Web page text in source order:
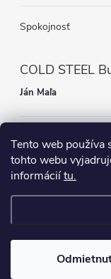
Tento web používa
tohto webu
informáciítu.
Spokojnosť
COLD STEEL
Ján Maľa
Môžem len